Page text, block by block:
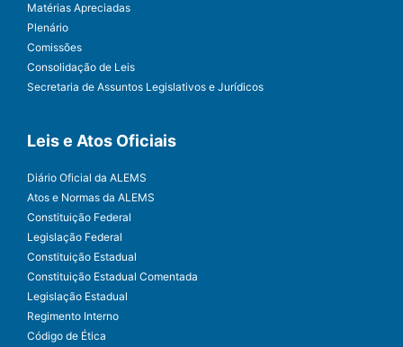
Matérias Apreciadas
Plenário
Comissões
Consolidação de Leis
Secretaria de Assuntos Legislativos e Jurídicos
Leis e Atos Oficiais
Diário Oficial da ALEMS
Atos e Normas da ALEMS
Constituição Federal
Legislação Federal
Constituição Estadual
Constituição Estadual Comentada
Legislação Estadual
Regimento Interno
Código de Ética